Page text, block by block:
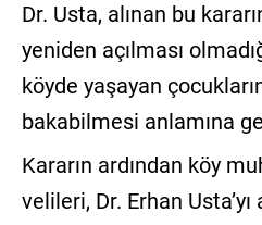
Dr. Usta, alınan bu
yeniden açılması
köyde yaşayan
bakabilmesi anlamına
Kararın ardından köy
velileri, Dr. Erhan